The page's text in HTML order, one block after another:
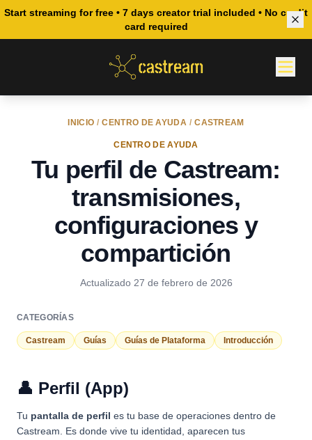
Start streaming for free • 7 days creator trial included • No credit
card required
INICIO / CENTRO DE AYUDA / CASTREAM
CENTRO DE AYUDA
Tu perfil de Castream:
transmisiones,
configuraciones y
compartición
Actualizado 27 de febrero de 2026
CATEGORÍAS
Castream Guías Guías de Plataforma Introducción
👤 Perfil (App)
Tu pantalla de perfil es tu base de operaciones dentro de
Castream. Es donde vive tu identidad, aparecen tus